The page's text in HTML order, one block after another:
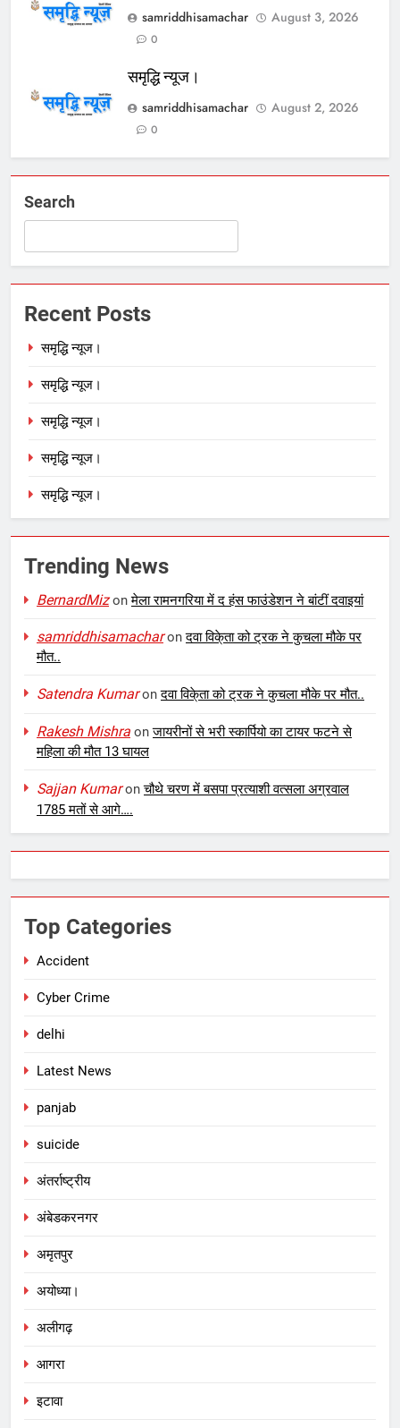
samriddhisamachar
August 3, 2026
0
समृद्धि न्यूज।
samriddhisamachar
August 2, 2026
0
Search
Recent Posts
समृद्धि न्यूज।
समृद्धि न्यूज।
समृद्धि न्यूज।
समृद्धि न्यूज।
समृद्धि न्यूज।
Trending News
BernardMizonमेला रामनगरिया में द हंस फाउंडेशन ने बांटीं दवाइयां
samriddhisamacharonदवा विके्ता को ट्रक ने कुचला मौके पर
मौत..
Satendra Kumaronदवा विके्ता को ट्रक ने कुचला मौके पर मौत..
Rakesh Mishra onजायरीनों से भरी स्कार्पियो का टायर फटने से
महिला की मौत 13 घायल
Sajjan Kumaronचौथे चरण में बसपा प्रत्याशी वत्सला अग्रवाल
1785 मतों से आगे….
Top Categories
Accident
Cyber Crime
delhi
Latest News
panjab
suicide
अंतर्राष्ट्रीय
अंबेडकरनगर
अमृतपुर
अयोध्या।
अलीगढ़
आगरा
इटावा